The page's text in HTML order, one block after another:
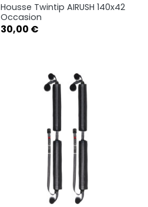
 Aperçu rapide
Housse Twintip AIRUSH 140x42
Occasion
Prix
30,00 €